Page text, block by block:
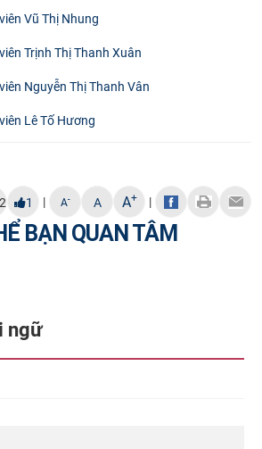
LƯỢNG
Vũ Thị Nhung
Trịnh Thị Thanh Xuân
Nguyễn Thị Thanh Vân
Lê Tố Hương
1 | A- A A+ |
BẠN QUAN TÂM
ngữ